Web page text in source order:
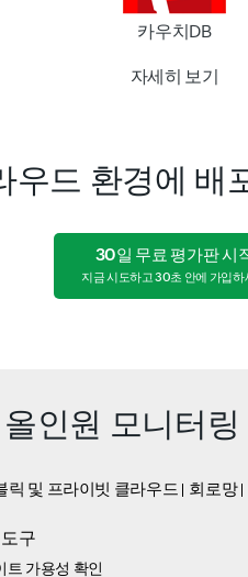
카우치DB
자세히 보기
우드 환경에 배
30일 무료 평가판 시
지금 시도하고 30초 안에 가입하
올인원 모니터링
릭 및 프라이빗 클라우드 회로망
구
트 가용성 확인